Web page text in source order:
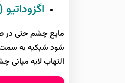
مایع چشم حتی در
شود شبکیه به سمت
التهاب لایه